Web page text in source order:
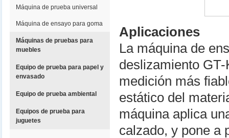
Máquina de prueba universal
Máquina de ensayo para goma
Máquinas de pruebas para
muebles
Equipo de prueba para papel y
envasado
Equipo de prueba ambiental
Equipos de prueba para
juguetes
Aplicaciones
La máquina de
deslizamiento
medición más
estático del
máquina aplica
calzado, y pone a